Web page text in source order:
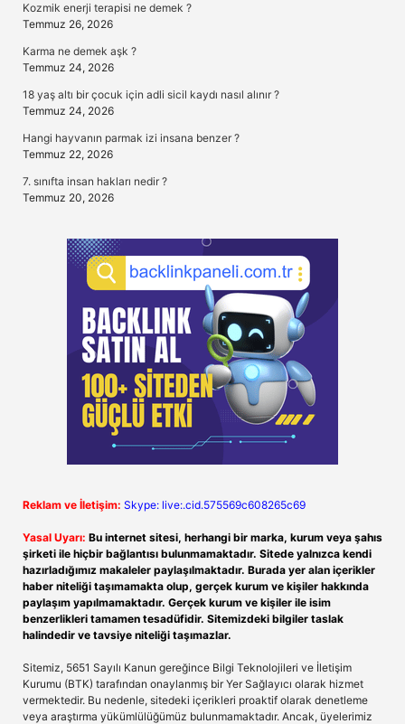
Kozmik enerji terapisi ne demek ?
Temmuz 26, 2026
Karma ne demek aşk ?
Temmuz 24, 2026
18 yaş altı bir çocuk için adli sicil kaydı nasıl alınır ?
Temmuz 24, 2026
Hangi hayvanın parmak izi insana benzer ?
Temmuz 22, 2026
7. sınıfta insan hakları nedir ?
Temmuz 20, 2026
Reklam ve İletişim: Skype: live:.cid.575569c608265c69
Yasal Uyarı: Bu internet sitesi, herhangi bir marka, kurum veya şahıs
şirketi ile hiçbir bağlantısı bulunmamaktadır. Sitede yalnızca kendi
hazırladığımız makaleler paylaşılmaktadır. Burada yer alan içerikler
haber niteliği taşımamakta olup, gerçek kurum ve kişiler hakkında
paylaşım yapılmamaktadır. Gerçek kurum ve kişiler ile isim
benzerlikleri tamamen tesadüfidir. Sitemizdeki bilgiler taslak
halindedir ve tavsiye niteliği taşımazlar.
Sitemiz, 5651 Sayılı Kanun gereğince Bilgi Teknolojileri ve İletişim
Kurumu (BTK) tarafından onaylanmış bir Yer Sağlayıcı olarak hizmet
vermektedir. Bu nedenle, sitedeki içerikleri proaktif olarak denetleme
veya araştırma yükümlülüğümüz bulunmamaktadır. Ancak, üyelerimiz